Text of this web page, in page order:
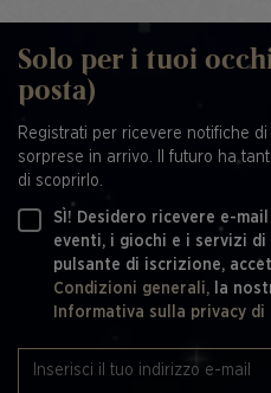
Solo per i tuoi
posta)
Registrati per ricevere notifiche
sorprese in arrivo. Il futuro ha
di scoprirlo.
SÌ! Desidero ricevere e-
eventi, i giochi e i servizi di
pulsante di iscrizione,
Condizioni generali,
la
Informativa sulla privacy di